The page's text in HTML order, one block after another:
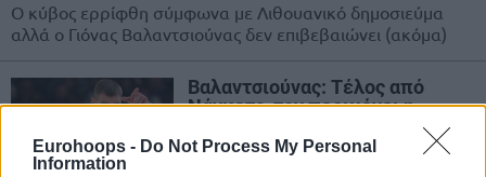
Eurohoops - Do Not Process My Personal
Information
Ο κύβος ερρίφθη σύμφωνα με Λιθουανικό δημοσιεύμα
αλλά ο Γιόνας Βαλαντσιούνας δεν επιβεβαιώνει (ακόμα)
Βαλαντσιούνας: Τέλος από
Νάγκετς, τον περιμένει η
08/JUL/26 23:11